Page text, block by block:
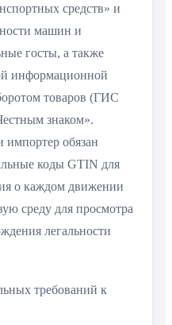
средств» и
машин и
госты, а также
информационной
товаров (ГИС
знаком».
обязан
коды GTIN для
о каждом движении
среду для просмотра
легальности
требований к